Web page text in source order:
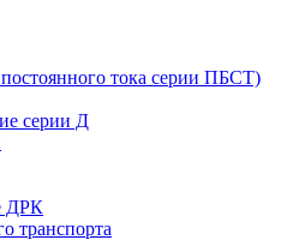
тока серии ПБСТ)
серии Д
ДРК
транспорта